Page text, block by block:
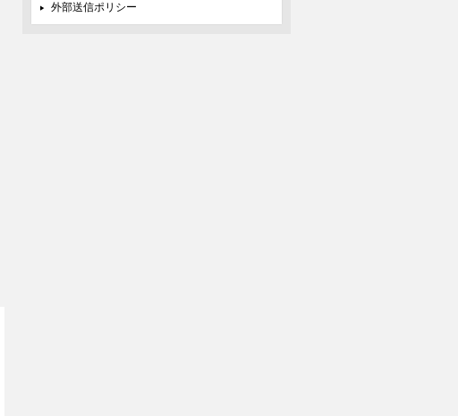
外部送信ポリシー